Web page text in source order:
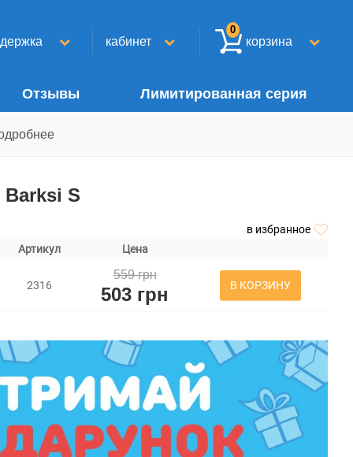
кабинет корзина
0
Отзывы Лимитированная серия
S
в избранное
Артикул
Цена
2316
559 грн
503 грн В КОРЗИНУ